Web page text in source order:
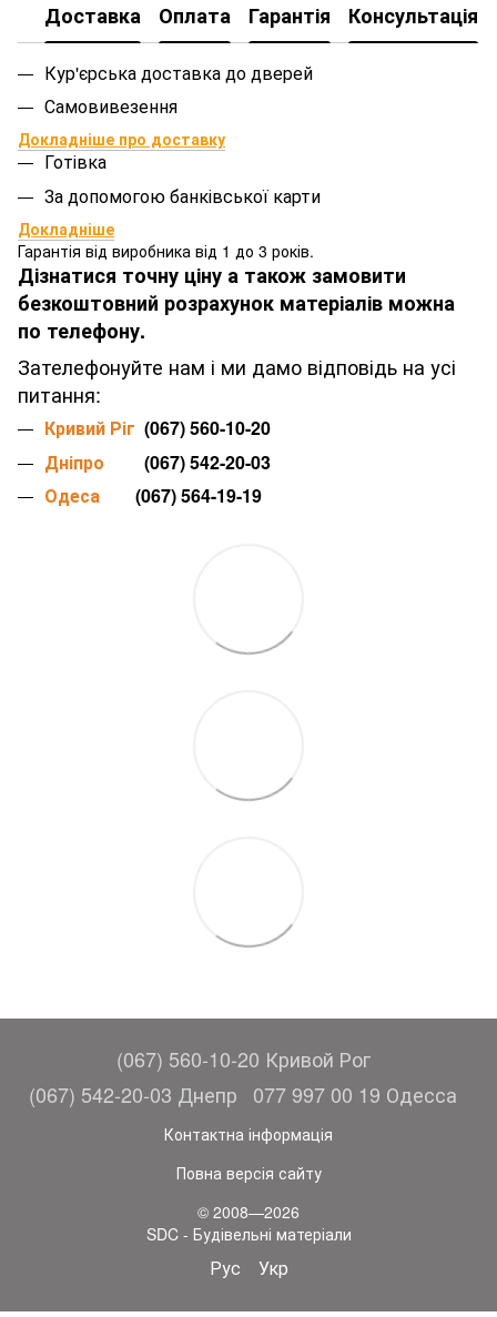
Доставка Оплата Гарантія Консультація
Кур'єрська доставка до дверей
Самовивезення
Докладніше про доставку
Готівка
За допомогою банківської карти
Докладніше
Гарантія від виробника від 1 до 3 років.
Дізнатися точну ціну а також замовити
безкоштовний розрахунок матеріалів можна
по телефону.
Зателефонуйте нам і ми дамо відповідь на усі
питання:
Кривий Ріг (067) 560-10-20
Дніпро (067) 542-20-03
Одеса (067) 564-19-19
(067) 560-10-20 Кривой Рог
(067) 542-20-03 Днепр
077 997 00 19 Одесса
Контактна інформація
Повна версія сайту
© 2008—2026
SDC - Будівельні матеріали
Рус Укр